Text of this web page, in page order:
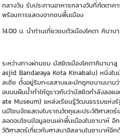
กลางวัน รับประทานอาหารกลางวันที่ภัตตา
พร้อมการแสดงจากชนพื้นเมือง
14.00 น. นำท่านเที่ยวชมตัวเมืองโคตา คินาบ
ระหว่างทางผ่านชม มัสยิดเมืองโคตาคินาบ
asjid Bandaraya Kota Kinabalu) หนึ่งใน
ลเซีย ตั้งอยู่ริมทะเลสาบและมักถูกขนานนาม
อนบนผืนน้ำทำให้ดูราวกับว่ามัสยิดกำลังลอ
ate Museum) แหล่งเรียนรู้วัฒนธรรมแห่ง
นมีโซนจัดแสดงโบราณวัตถุและประวัติศาสต
ลอดจนโซนข้อมูลชนเผ่าพื้นเมืองในซาบาห์ อี
วัติศาสตร์เกี่ยวกับศาสนาอิสลามในซาบาห์อีก